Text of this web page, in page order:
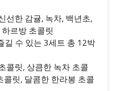
선한 감귤, 녹차, 백년초,
르방 초콜릿
길 수 있는 3세트 총 12박
콜릿, 상큼한 녹차 초콜
콜릿, 달콤한 한라봉 초콜